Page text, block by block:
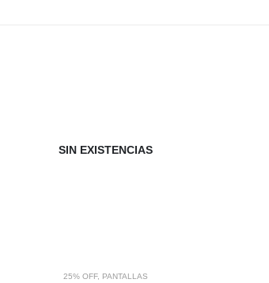
SIN EXISTENCIAS
25% OFF, PANTALLAS